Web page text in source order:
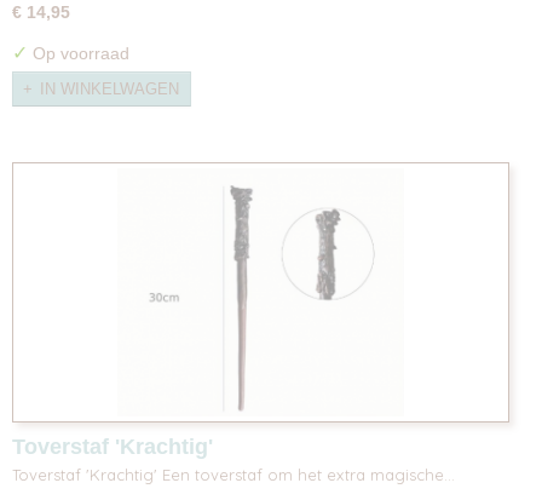
€ 14,95
✓ Op voorraad
IN WINKELWAGEN
Toverstaf 'Krachtig'
Toverstaf 'Krachtig' Een toverstaf om het extra magische…